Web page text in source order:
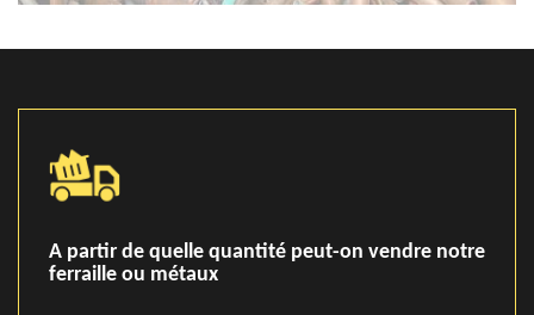
A partir de quelle quantité peut-on vendre notre
ferraille ou métaux